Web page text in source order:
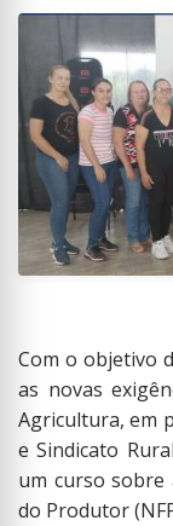
Com o objetivo
as novas
Agricultura, em
e Sindicato
um curso sobre
do Produtor